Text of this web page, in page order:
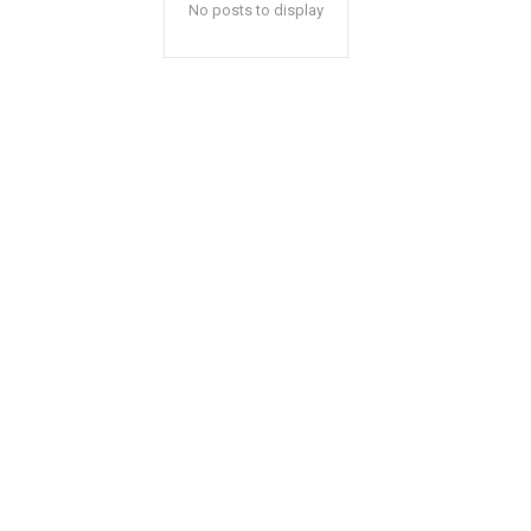
No posts to display